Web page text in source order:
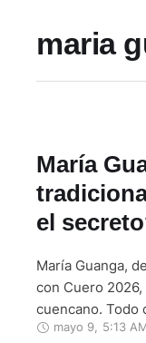
maria
María
el
María Guanga,
con Cuero
cuencano. Todo
acompañaba a
mayo 9 5:13